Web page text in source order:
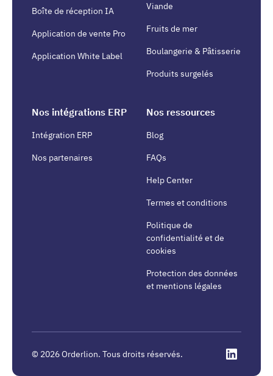
Boîte de réception IA
Application de vente Pro
Application White Label
Viande
Fruits de mer
Boulangerie & Pâtisserie
Produits surgelés
Nos intégrations ERP
Intégration ERP
Nos partenaires
Nos ressources
Blog
FAQs
Help Center
Termes et conditions
Politique de
confidentialité et de
cookies
Protection des données
et mentions légales
© 2026Orderlion. Tous droits réservés.